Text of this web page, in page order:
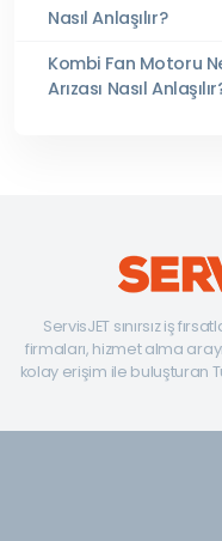
Nasıl Anlaşılır?
Kombi Fan Motoru
Arızası Nasıl
ServisJET sınırsız iş
firmaları, hizmet alma
kolay erişim ile buluşturan